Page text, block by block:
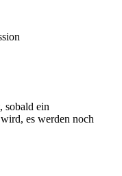
sobald ein
es werden noch